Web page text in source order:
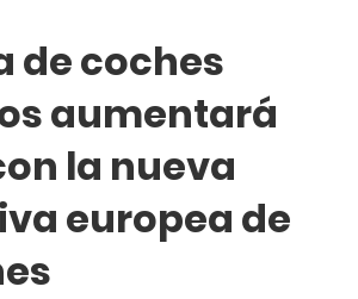
de coches
aumentará
la nueva
europea de